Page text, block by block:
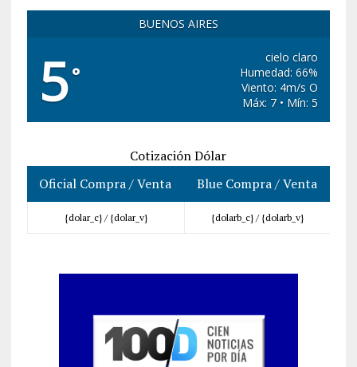
BUENOS AIRES
5°
cielo claro
Humedad: 66%
Viento: 4m/s O
Máx: 7 • Mín: 5
Cotización Dólar
Oficial Compra / Venta
Blue Compra / Venta
{dolar_c} / {dolar_v} {dolarb_c} / {dolarb_v}